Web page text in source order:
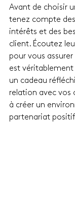
Avant de choisir
tenez compte
intérêts et des
client. Écoutez
pour vous
est
un cadeau
relation avec vos
à créer un
partenariat